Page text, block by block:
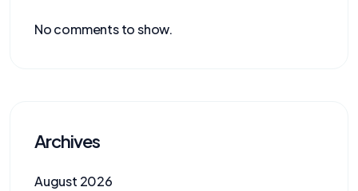
No comments to show.
Archives
August 2026